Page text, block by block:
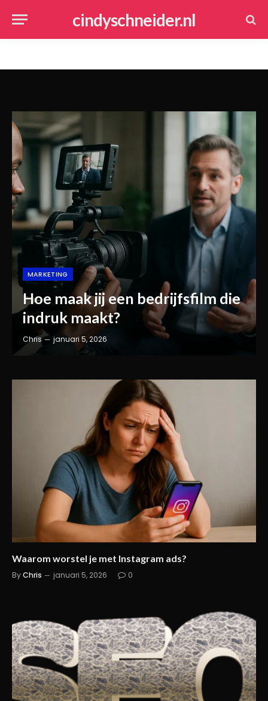
cindyschneider.nl
MARKETING
Hoe maak jij een bedrijfsfilm die
indruk maakt?
Chris januari 5, 2026
Waarom worstel je met Instagram ads?
ByChris januari 5, 2026 0